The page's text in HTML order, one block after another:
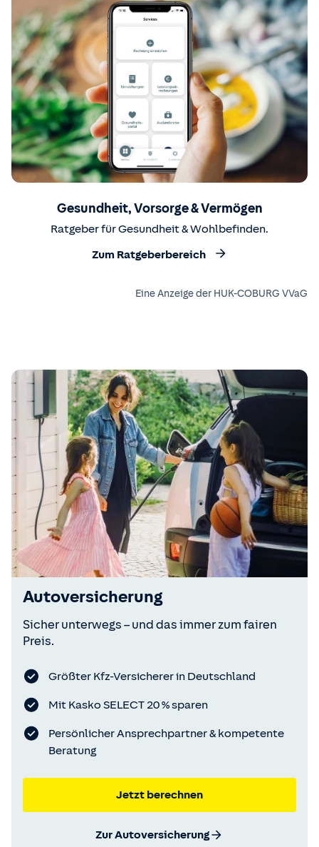
Gesundheit, Vorsorge & Vermögen
Ratgeber für Gesundheit & Wohlbefinden.
Zum Ratgeberbereich
Eine Anzeige der HUK-COBURG VVaG
Autoversicherung
Sicher unterwegs – und das immer zum fairen
Preis.
Größter Kfz-Versicherer in Deutschland
Mit Kasko SELECT 20 % sparen
Persönlicher Ansprechpartner & kompetente
Beratung
Jetzt berechnen
Zur Autoversicherung